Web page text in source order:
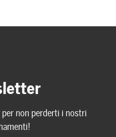
non perderti i nostri